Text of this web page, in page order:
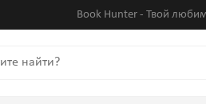
Book Hunter - Твой